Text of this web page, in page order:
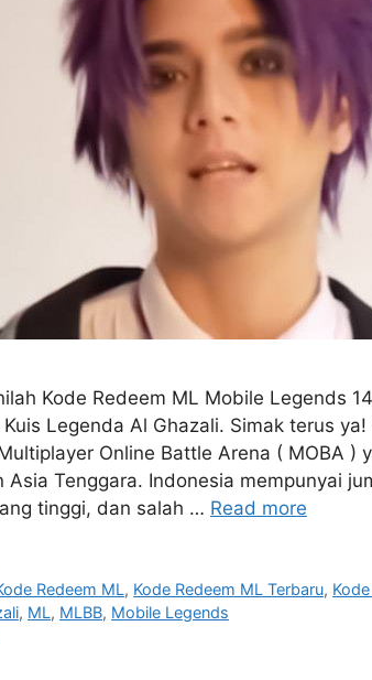
Kode Redeem ML Mobile Legends
Legenda Al Ghazali. Simak terus
Online Battle Arena ( MOBA )
Asia Tenggara. Indonesia mempunyai
tinggi, dan salah … Read more
Redeem ML, Kode Redeem ML Terbaru,
, ML, MLBB, Mobile Legends